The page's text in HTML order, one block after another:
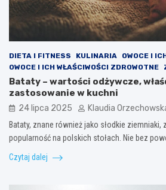
DIETA I FITNESS KULINARIA
OWOCE I
OWOCE I ICH WŁAŚCIWOŚCI ZDROWOTNE
Bataty – wartości odżywcze,
zastosowanie w kuchni
24 lipca 2025 Klaudia
Bataty, znane również jako słodkie
popularność na polskich stołach. Nie bez
Czytaj dalej